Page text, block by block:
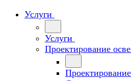
Услуги
Услуги
Проектирование